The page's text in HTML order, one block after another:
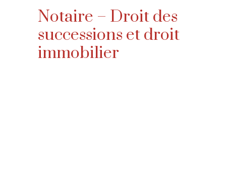
Notaire – Droit des
successions et droit
immobilier